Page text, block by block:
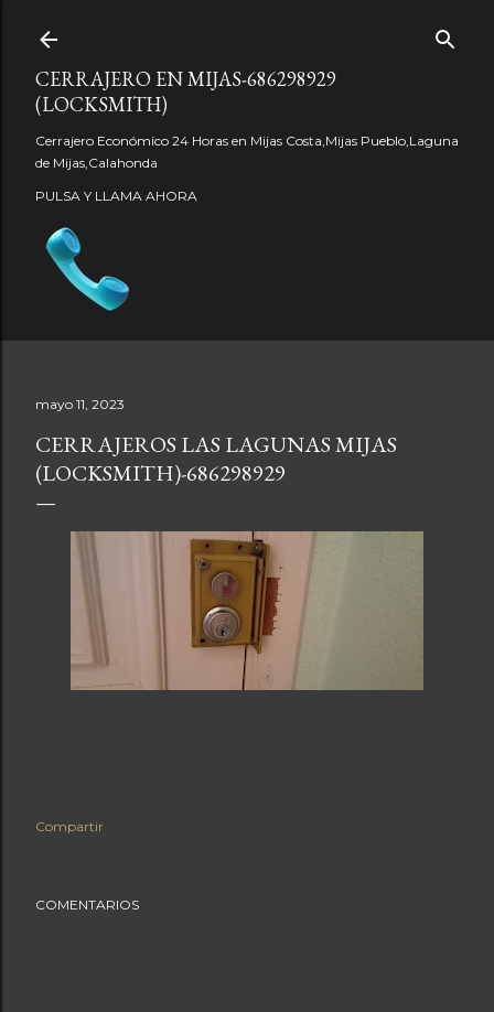
CERRAJERO EN MIJAS-686298929
(LOCKSMITH)
Cerrajero Económico 24 Horas en Mijas Costa,Mijas Pueblo,Laguna
de Mijas,Calahonda
PULSA Y LLAMA AHORA
mayo 11, 2023
CERRAJEROS LAS LAGUNAS MIJAS
(LOCKSMITH)-686298929
Compartir
COMENTARIOS